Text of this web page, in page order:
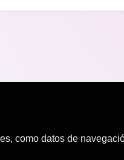
como datos de